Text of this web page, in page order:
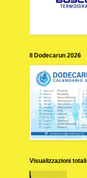
Il Dodecarun 2026
Visualizzazioni totali